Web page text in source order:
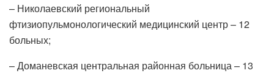
– Николаевский региональный
фтизиопульмонологический медицинский центр – 12
больных;
– Доманевская центральная районная больница – 13